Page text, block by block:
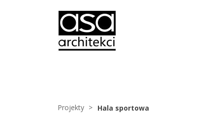
Projekty
Hala sportowa